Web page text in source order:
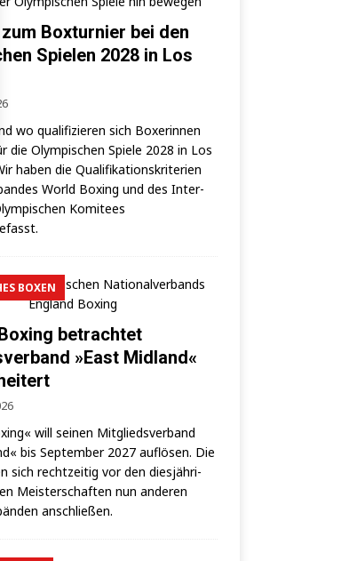
Boxturnier bei den
Spielen 2028 in Los
wo qua­li­fi­zie­ren sich Boxe­rin­nen
die Olym­pi­schen Spie­le 2028 in Los
haben die Qua­li­fi­ka­ti­ons­kri­te­ri­en
World Boxing und des Inter­
Komi­tees
BOXEN
betrachtet
»East Midland«
will sei­nen Mit­glieds­ver­band
bis Sep­tem­ber 2027 auf­lö­sen. Die
sich recht­zei­tig vor den dies­jäh­ri­
Meis­ter­schaf­ten nun ande­ren
anschließen.